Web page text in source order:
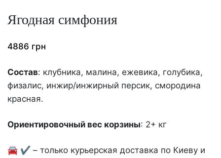
Ягодная симфония
4886 грн
Состав: клубника, малина, ежевика, голубика,
физалис, инжир/инжирный персик, смородина
красная.
Ориентировочный вес корзины: 2+ кг
🚘 ✔️ – только курьерская доставка по Киеву и